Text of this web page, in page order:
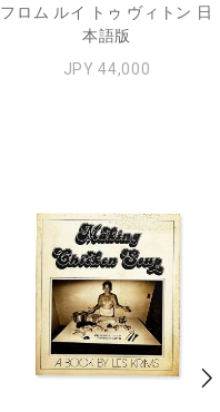
フロム ルイ トゥ ヴィトン 日
本語版
JPY 44,000